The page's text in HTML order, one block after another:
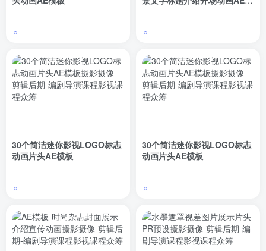
30个简洁迷你影视LOGO标志
动画片头AE模板
30个简洁迷你影视LOGO标志
动画片头AE模板